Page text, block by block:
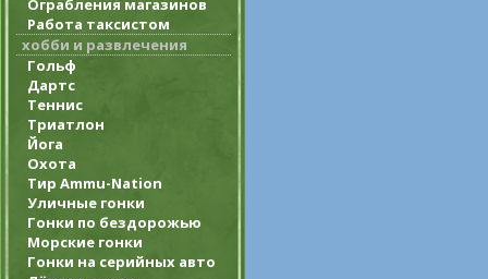
Ограбления магазинов
Работа таксистом
хобби и развлечения
Гольф
Дартс
Теннис
Триатлон
Йога
Охота
Тир Ammu-Nation
Уличные гонки
Гонки по бездорожью
Морские гонки
Гонки на серийных авто